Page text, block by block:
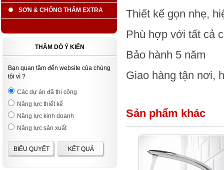
SƠN & CHỐNG THẤM EXTRA
THĂM DÒ Ý KIẾN
Bạn quan tâm đến website của chúng
tôi vì ?
Các dự án đã thi công
Năng lực thiết kế
Năng lực kinh doanh
Năng lực sản xuất
BIỂU QUYẾT KẾT QUẢ
Thiết kế gọn nhẹ,
Phù hợp với tất cả
Bảo hành 5 năm
Giao hàng tận nơi,
Sản phẩm khác